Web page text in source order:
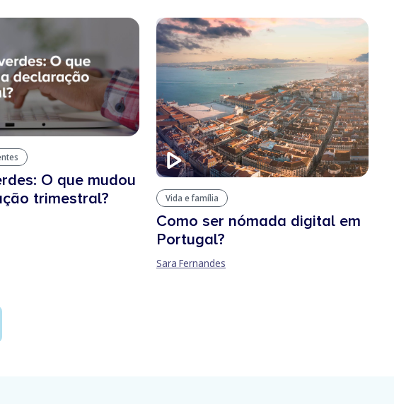
O que mudou
trimestral?
Vida e família
Como ser nómada digital em
Portugal?
Sara Fernandes